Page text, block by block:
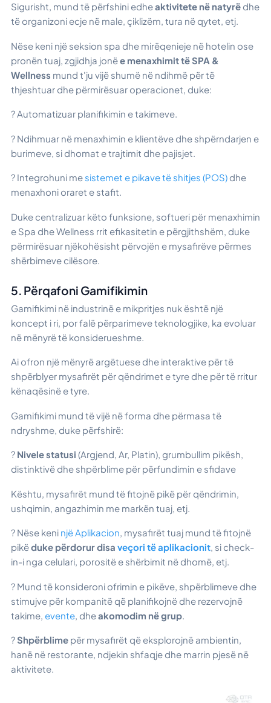
Sigurisht, mund të përfshini edheaktivitete në natyrë dhe
të organizoni ecje në male, çiklizëm, tura në qytet, etj.
Nëse keni një seksion spa dhe mirëqenieje në hotelin ose
pronën tuaj, zgjidhja jonëe menaxhimit të SPA &
Wellness mund t'ju vijë shumë në ndihmë për të
thjeshtuar dhe përmirësuar operacionet, duke:
? Automatizuar planifikimin e takimeve.
? Ndihmuar në menaxhimin e klientëve dhe shpërndarjen e
burimeve, si dhomat e trajtimit dhe pajisjet.
? Integrohuni me sistemet e pikave të shitjes (POS) dhe
menaxhoni oraret e stafit.
Duke centralizuar këto funksione, softueri për menaxhimin
e Spa dhe Wellness rrit efikasitetin e përgjithshëm, duke
përmirësuar njëkohësisht përvojën e mysafirëve përmes
shërbimeve cilësore.
5. Përqafoni Gamifikimin
Gamifikimi në industrinë e mikpritjes nuk është një
koncept i ri, por falë përparimeve teknologjike, ka evoluar
në mënyrë të konsiderueshme.
Ai ofron një mënyrë argëtuese dhe interaktive për të
shpërblyer mysafirët për qëndrimet e tyre dhe për të rritur
kënaqësinë e tyre.
Gamifikimi mund të vijë në forma dhe përmasa të
ndryshme, duke përfshirë:
? Nivele statusi (Argjend, Ar, Platin), grumbullim pikësh,
distinktivë dhe shpërblime për përfundimin e sfidave
Kështu, mysafirët mund të fitojnë pikë për qëndrimin,
ushqimin, angazhimin me markën tuaj, etj.
? Nëse keni një Aplikacion, mysafirët tuaj mund të fitojnë
pikëduke përdorur disa veçori të aplikacionit, si check-
in-i nga celulari, porositë e shërbimit në dhomë, etj.
? Mund të konsideroni ofrimin e pikëve, shpërblimeve dhe
stimujve për kompanitë që planifikojnë dhe rezervojnë
takime, evente , dheakomodim në grup
?Shpërblime për mysafirët që eksplorojnë ambientin,
hanë në restorante, ndjekin shfaqje dhe marrin pjesë në
aktivitete.